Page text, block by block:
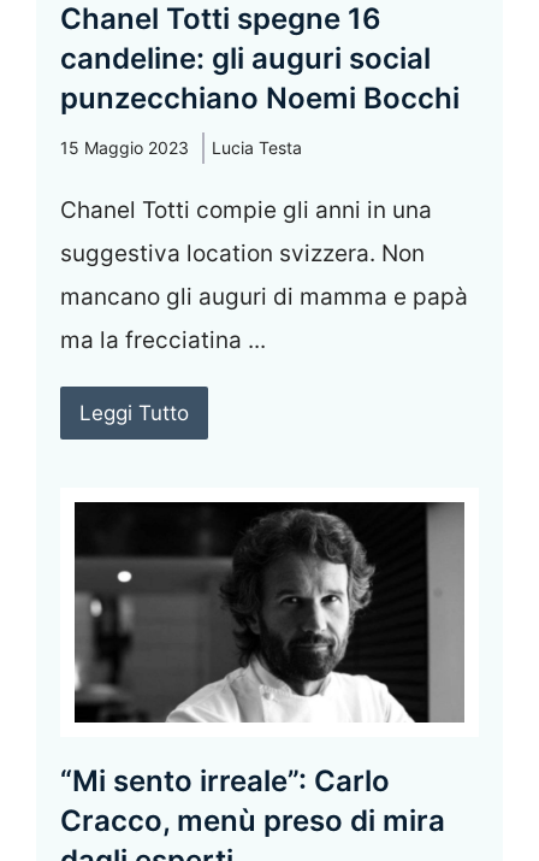
Chanel Totti spegne 16
candeline: gli auguri social
punzecchiano Noemi Bocchi
15 Maggio 2023 Lucia Testa
Chanel Totti compie gli anni in una
suggestiva location svizzera. Non
mancano gli auguri di mamma e papà
ma la frecciatina ...
Leggi Tutto
“Mi sento irreale”: Carlo
Cracco, menù preso di mira